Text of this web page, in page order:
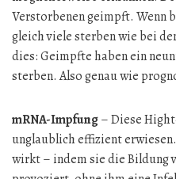
Verstorbenen geimpft. Wenn
gleich viele sterben wie bei
dies: Geimpfte haben ein
sterben. Also genau wie
mRNA-Impfung– Diese
unglaublich effizient
wirkt – indem sie die Bildung